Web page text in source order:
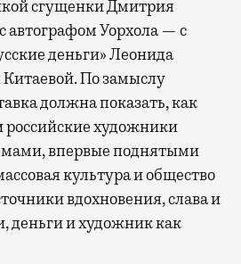
сгущенки Дмитрия
автографом Уорхола — с
деньги» Леонида
По замыслу
должна показать, как
российские художники
впервые поднятыми
культура и общество
вдохновения, слава и
деньги и художник как